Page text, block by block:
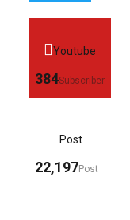
Youtube
384Subscriber
Post
22,197Post